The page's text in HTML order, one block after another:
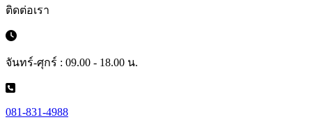
ติดต่อเรา
จันทร์-ศุกร์ : 09.00 - 18.00 น.
081-831-4988